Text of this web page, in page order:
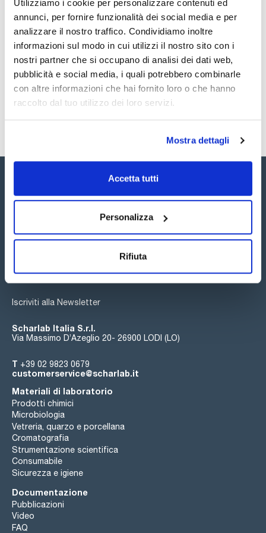
Utilizziamo i cookie per personalizzare contenuti ed
annunci, per fornire funzionalità dei social media e per
analizzare il nostro traffico. Condividiamo inoltre
informazioni sul modo in cui utilizzi il nostro sito con i
nostri partner che si occupano di analisi dei dati web,
pubblicità e social media, i quali potrebbero combinarle
con altre informazioni che hai fornito loro o che hanno
raccolto dal tuo utilizzo dei loro servizi.
Mostra dettagli
Accetta tutti
Personalizza
Rifiuta
Dibenzo(a,h)anthracene 2000mg/l [53-70-3]
Fluoranthene 2000mg/l [206-44-0]
Fluorene 2000mg/l [86-73-7]
Indeno(1,2,3-c,d)pyrene 2000mg/l [193-39-5]
Naphthalene 2000mg/l [91-20-3]
Pyrene 2000mg/l [129-00-0]
Documentazione tecnica
TDS / Scheda tecnica
Registrati per i download
COA
Registrati per i download
SDS / Scheda di
Sicurezza
Registrati per i download
Seguici:
Iscriviti alla Newsletter
Scharlab Italia S.r.l.
Via Massimo D’Azeglio 20- 26900 LODI (LO)
T +39 02 9823 0679
customerservice@scharlab.it
Materiali di laboratorio
Prodotti chimici
Microbiologia
Vetreria, quarzo e porcellana
Cromatografia
Strumentazione scientifica
Consumabile
Sicurezza e igiene
Documentazione
Pubblicazioni
Video
FAQ